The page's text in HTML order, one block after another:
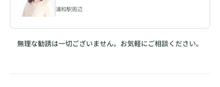
浦和駅周辺
無理な勧誘は一切ございません。お気軽にご相談ください。